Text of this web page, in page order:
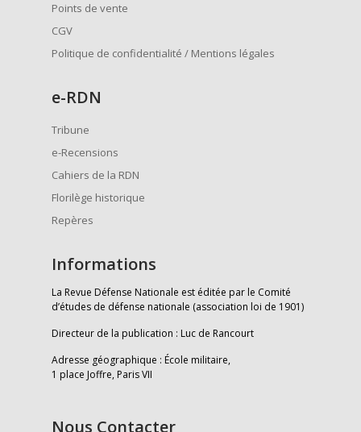
Points de vente
CGV
Politique de confidentialité / Mentions légales
e-RDN
Tribune
e-Recensions
Cahiers de la RDN
Florilège historique
Repères
Informations
La Revue Défense Nationale est éditée par le Comité
d’études de défense nationale (association loi de 1901)
Directeur de la publication : Luc de Rancourt
Adresse géographique : École militaire,
1 place Joffre, Paris VII
Nous Contacter